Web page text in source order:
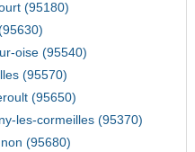
(95180)
oise (95540)
(95570)
(95650)
les-cormeilles (95370)
(95680)